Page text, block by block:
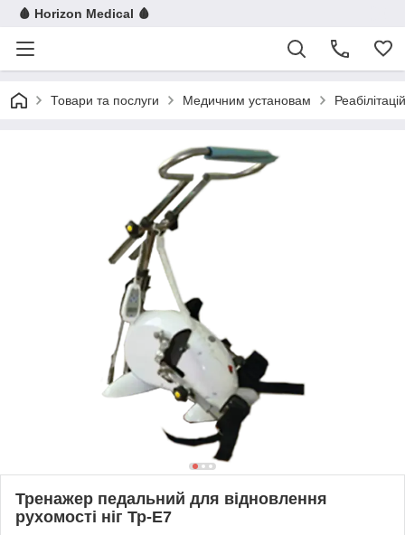
🩸 Horizon Medical 🩸
Товари та послуги Медичним установам
Тренажер педальний для відновлення
рухомості ніг Тр-Е7